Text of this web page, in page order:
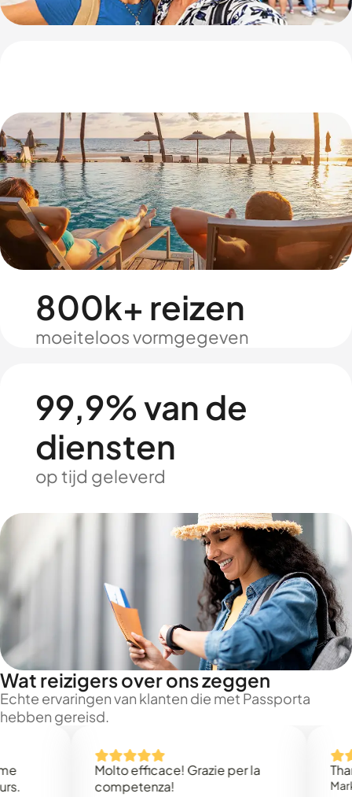
800k+ reizen
moeiteloos vormgegeven
99,9% van de
diensten
op tijd geleverd
Wat reizigers over ons zeggen
Echte ervaringen van klanten die met Passporta
hebben gereisd.
Molto efficace! Grazie per la
competenza!
Thank
Mark N.